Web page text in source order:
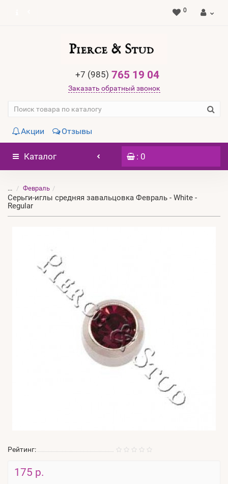
0
+7 (985) 765 19 04
Заказать обратный звонок
Акции Отзывы
Каталог : 0
... Февраль
Серьги-иглы средняя завальцовка Февраль - White -
Regular
Рейтинг:
175 р.